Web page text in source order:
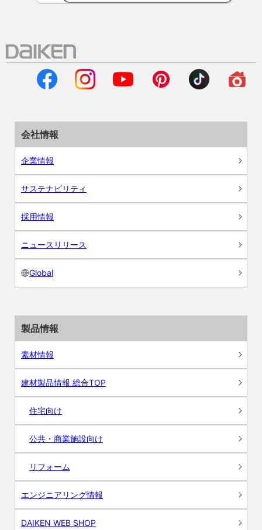
会社情報
企業情報
サステナビリティ
採用情報
ニュースリリース
Global
製品情報
素材情報
建材製品情報 総合TOP
住宅向け
公共・商業施設向け
リフォーム
エンジニアリング情報
DAIKEN WEB SHOP